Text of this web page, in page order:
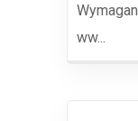
ww...